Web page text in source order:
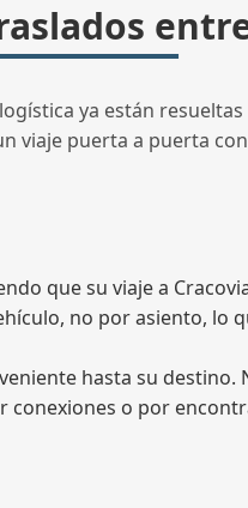
ya están
viaje puerta a puerta
que su viaje a
no por asiento, lo
hasta su
o por